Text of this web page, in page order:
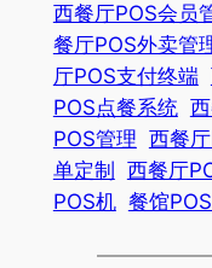
西餐厅POS会员
餐厅POS外卖管
厅POS支付终端
POS点餐系统
POS管理 西餐
单定制
西餐厅
POS机 餐馆